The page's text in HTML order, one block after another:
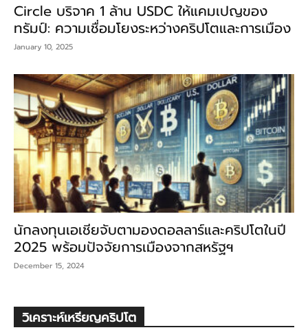
Circle บริจาค 1 ล้าน USDC ให้แคมเปญของ
ทรัมป์: ความเชื่อมโยงระหว่างคริปโตและการเมือง
January 10, 2025
นักลงทุนเอเชียจับตามองดอลลาร์และคริปโตในปี
2025 พร้อมปัจจัยการเมืองจากสหรัฐฯ
December 15, 2024
วิเคราะห์เหรียญคริปโต